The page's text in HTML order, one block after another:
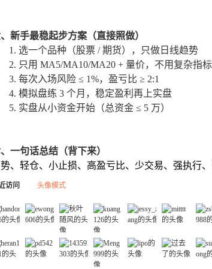
新手最稳起步方案（直接照做）
选一个品种（股票 / 期货），只做 日线趋势
只用 MA5/MA10/MA20 + 量价，不用复杂指标
每次入场风险 ≤ 1%，盈亏比 ≥ 2:1
模拟盘练 3 个月 ，稳定盈利再上实盘
实盘从小资金开始（总资金 ≤ 5 万）
一句话总结（背下来）
、轻仓、小止损、高盈亏比、少交易、强执行、
访问 头像模式